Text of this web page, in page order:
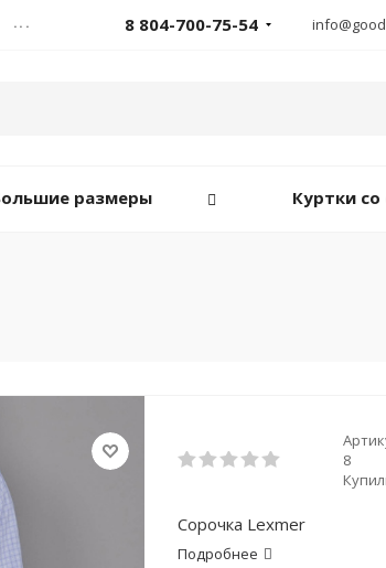
... 8 804-700-75-54
размеры Куртки
8
Сорочка Lexmer
Подробнее